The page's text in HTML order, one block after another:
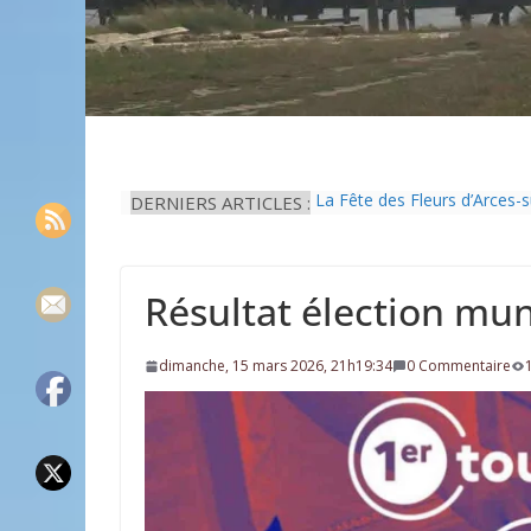
DERNIERS ARTICLES : La Fête des Fleurs
Une solution durable pour
Résultat élection
dimanche, 15 mars 2026, 21h19:34 0 Commentaire